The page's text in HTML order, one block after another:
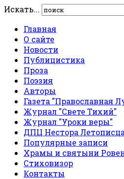
Искать...
Главная
О сайте
Новости
Публицистика
Проза
Поэзия
Авторы
Газета "Православная
Журнал "Свете Тихий"
Журнал "Уроки веры"
ДПЦ Нестора Летописца
Популярные записи
Храмы и святыни
Стиховизор
Контакты